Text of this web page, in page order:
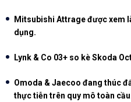
Mitsubishi Attrage được xem
dụng.
Lynk & Co 03+ so kè Skoda
Omoda & Jaecoo đang thúc
thực tiễn trên quy mô toàn